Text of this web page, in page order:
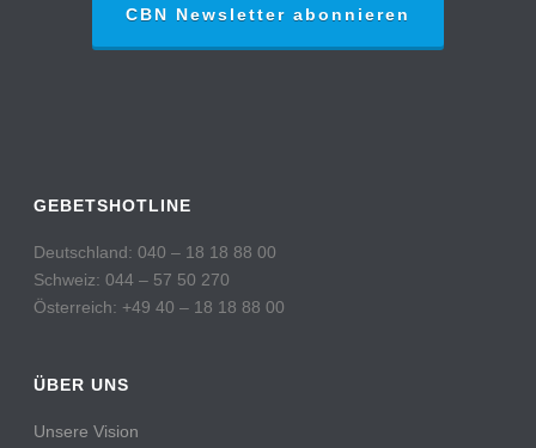
CBN Newsletter abonnieren
GEBETSHOTLINE
Deutschland: 040 – 18 18 88 00
Schweiz: 044 – 57 50 270
Österreich: +49 40 – 18 18 88 00
ÜBER UNS
Unsere Vision